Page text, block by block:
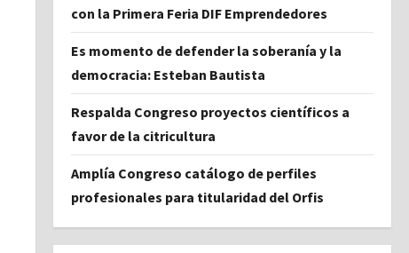
con la Primera Feria DIF Emprendedores
Es momento de defender la soberanía y la
democracia: Esteban Bautista
Respalda Congreso proyectos científicos a
favor de la citricultura
Amplía Congreso catálogo de perfiles
profesionales para titularidad del Orfis